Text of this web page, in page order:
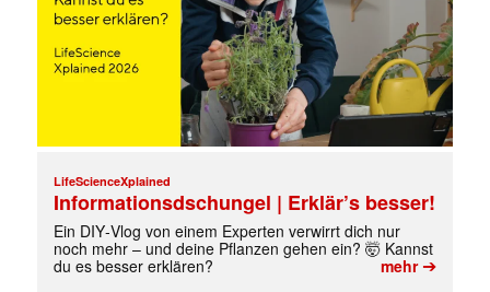
LifeScienceXplained
Informationsdschungel | Erklär’s besser!
Ein DIY‑Vlog von einem Experten verwirrt dich nur
noch mehr – und deine Pflanzen gehen ein? 🤯 Kannst
du es besser erklären?
mehr➔